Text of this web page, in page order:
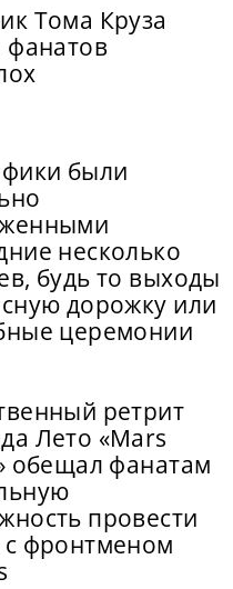
Тома Круза
фанатов
были
несколько
будь то выходы
дорожку или
церемонии
ретрит
Лето «Mars
обещал фанатам
провести
фронтменом